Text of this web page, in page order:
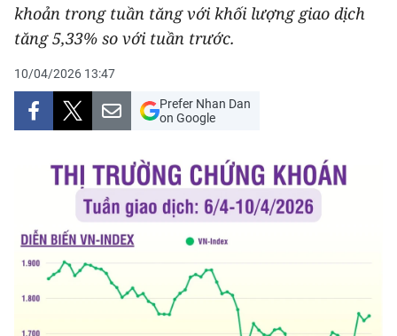
DU LỊCH
THẾ GIỚI
THỂ THAO
KHOA HỌC - CÔNG NGHỆ
MÔI TRƯỜNG
BẠN ĐỌC
khoản trong tuần tăng với khối lượng giao dịch
tăng 5,33% so với tuần trước.
10/04/2026 13:47
Prefer Nhan Dan
on Google